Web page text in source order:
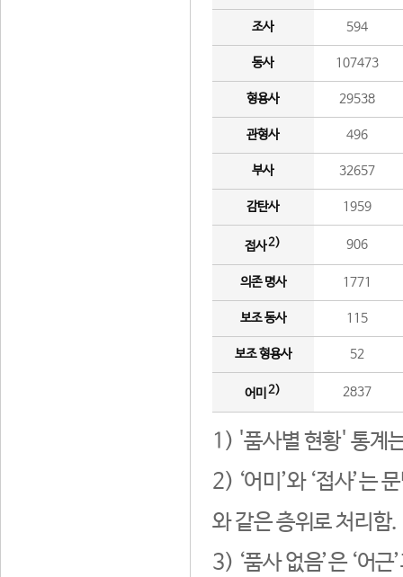
조사 594
동사 107473
형용사 29538
관형사 496
부사 32657
감탄사 1959
접사2) 906
의존 명사 1771
보조 동사 115
보조 형용사 52
어미 2) 2837
1) '품사별 현황' 통계
2) ‘어미’와 ‘접사’는
와 같은 층위로 처리함.
3) ‘품사 없음’은 ‘어